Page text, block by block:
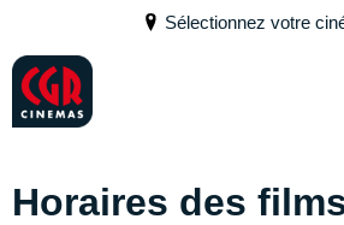
Sélectionnez votre
Horaires des